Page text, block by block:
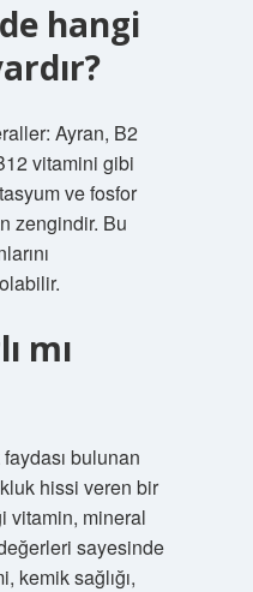
hangi
Ayran, B2
vitamini gibi
ve fosfor
zengindir. Bu
mı
bulunan
hissi veren bir
vitamin, mineral
sayesinde
kemik sağlığı,